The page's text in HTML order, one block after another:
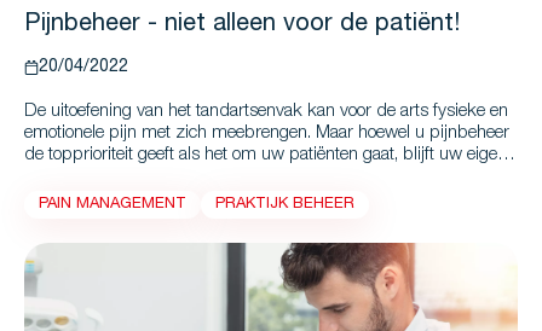
Pijnbeheer - niet alleen voor de patiënt!
20/04/2022
De uitoefening van het tandartsenvak kan voor de arts fysieke en
emotionele pijn met zich meebrengen. Maar hoewel u pijnbeheer
de topprioriteit geeft als het om uw patiënten gaat, blijft uw eigen
dit artikel enkele op feiten gebaseerde strategieën om tandartsen
bij hun patiënten.
PAIN MANAGEMENT PRAKTIJK BEHEER